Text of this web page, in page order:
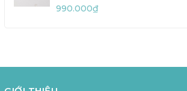
990.000₫